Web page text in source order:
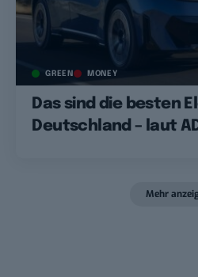
GREEN MONEY
Das sind die besten
Deutschland – laut
Mehr